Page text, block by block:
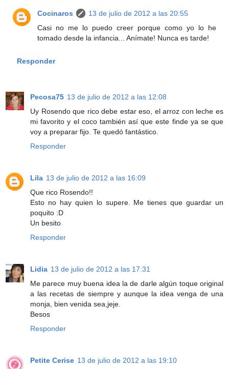
Cocinaros
13 de julio de 2012 a las 20:55
Casi no me lo puedo creer porque como yo lo he
tomado desde la infancia... Anímate! Nunca es tarde!
Responder
Pecosa75 13 de julio de 2012 a las 12:08
Uy Rosendo que rico debe estar eso, el arroz con leche es
mi favorito y el coco también así que este finde ya se que
voy a preparar fijo. Te quedó fantástico.
Responder
Lila 13 de julio de 2012 a las 16:09
Que rico Rosendo!!
Esto no hay quien lo supere. Me tienes que guardar un
poquito :D
Un besito
Responder
Lidia 13 de julio de 2012 a las 17:31
Me parece muy buena idea la de darle algún toque original
a las recetas de siempre y aunque la idea venga de una
monja, bien venida sea,jeje.
Besos
Responder
Petite Cerise 13 de julio de 2012 a las 19:10